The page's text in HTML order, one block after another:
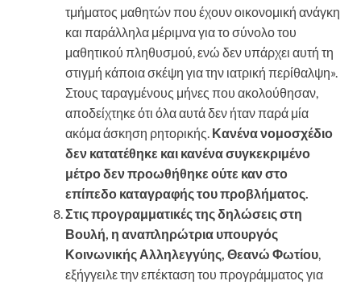
τμήματος μαθητών που έχουν οικονομική ανάγκη
και παράλληλα μέριμνα για το σύνολο του
μαθητικού πληθυσμού, ενώ δεν υπάρχει αυτή τη
στιγμή κάποια σκέψη για την ιατρική περίθαλψη».
Στους ταραγμένους μήνες που ακολούθησαν,
αποδείχτηκε ότι όλα αυτά δεν ήταν παρά μία
ακόμα άσκηση ρητορικής. Κανένα νομοσχέδιο
δεν κατατέθηκε και κανένα συγκεκριμένο
μέτρο δεν προωθήθηκε ούτε καν στο
επίπεδο καταγραφής του προβλήματος.
Στις προγραμματικές της δηλώσεις στη
Βουλή, η αναπληρώτρια υπουργός
Κοινωνικής Αλληλεγγύης, Θεανώ Φωτίου
εξήγγειλε την επέκταση του προγράμματος για